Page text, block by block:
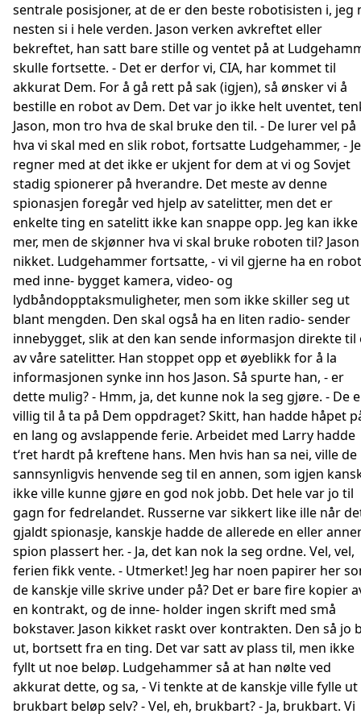
sentrale posisjoner, at de er den beste robotisisten i, jeg
nesten si i hele verden. Jason verken avkreftet eller
bekreftet, han satt bare stille og ventet på at
skulle fortsette. - Det er derfor vi, CIA, har kommet til
akkurat Dem. For å gå rett på sak (igjen), så ønsker vi å
bestille en robot av Dem. Det var jo ikke helt uventet,
Jason, mon tro hva de skal bruke den til. - De lurer vel på
hva vi skal med en slik robot, fortsatte Ludgehammer, -
regner med at det ikke er ukjent for dem at vi og Sovjet
stadig spionerer på hverandre. Det meste av denne
spionasjen foregår ved hjelp av satelitter, men det er
enkelte ting en satelitt ikke kan snappe opp. Jeg kan ikke
mer, men de skjønner hva vi skal bruke roboten til? Jason
nikket. Ludgehammer fortsatte, - vi vil gjerne ha en robot
med inne- bygget kamera, video- og
lydbåndopptaksmuligheter, men som ikke skiller seg ut
blant mengden. Den skal også ha en liten radio- sender
innebygget, slik at den kan sende informasjon direkte til
av våre satelitter. Han stoppet opp et øyeblikk for å la
informasjonen synke inn hos Jason. Så spurte han, - er
dette mulig? - Hmm, ja, det kunne nok la seg gjøre. - De
villig til å ta på Dem oppdraget? Skitt, han hadde håpet
en lang og avslappende ferie. Arbeidet med Larry hadde
t‘ret hardt på kreftene hans. Men hvis han sa nei, ville de
sannsynligvis henvende seg til en annen, som igjen
ikke ville kunne gjøre en god nok jobb. Det hele var jo til
gagn for fedrelandet. Russerne var sikkert like ille når
gjaldt spionasje, kanskje hadde de allerede en eller
spion plassert her. - Ja, det kan nok la seg ordne. Vel, vel,
ferien fikk vente. - Utmerket! Jeg har noen papirer her
de kanskje ville skrive under på? Det er bare fire kopier
en kontrakt, og de inne- holder ingen skrift med små
bokstaver. Jason kikket raskt over kontrakten. Den så jo
ut, bortsett fra en ting. Det var satt av plass til, men ikke
fyllt ut noe beløp. Ludgehammer så at han nølte ved
akkurat dette, og sa, - Vi tenkte at de kanskje ville fylle ut
brukbart beløp selv? - Vel, eh, brukbart? - Ja, brukbart. Vi